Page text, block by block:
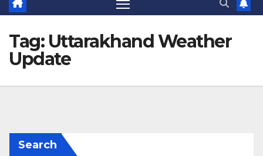
Tag: Uttarakhand Weather
Update
Search